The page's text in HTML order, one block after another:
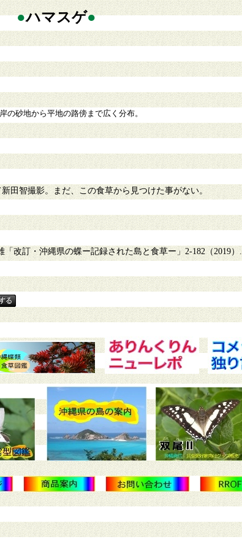
●ハマスゲ●
砂地から平地の路傍まで広く分布。
田智撮影。まだ、この食草から見つけた事がない。
改訂・沖縄県の蝶ー記録された島と食草ー」2-182（2019）.